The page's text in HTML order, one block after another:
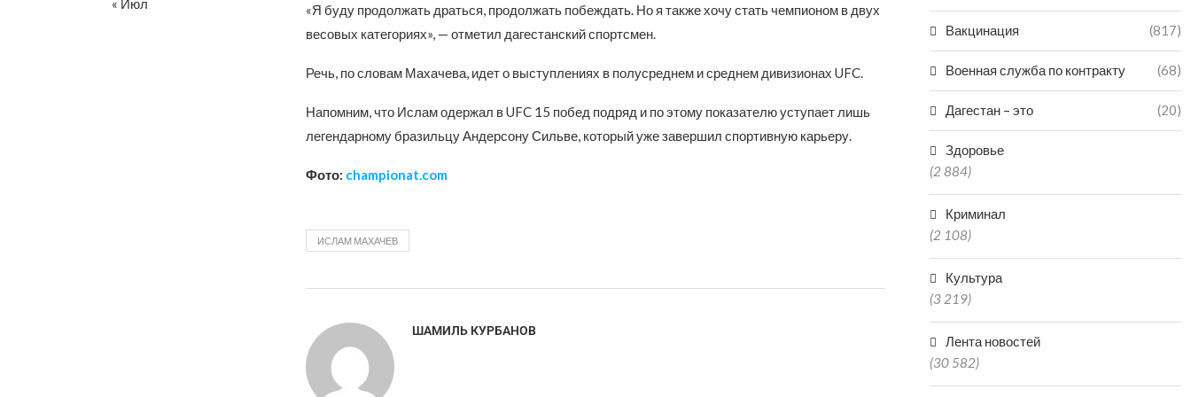
«Я буду продолжать драться, продолжать побеждать. Но я также хочу стать чемпионом в двух
весовых категориях», — отметил дагестанский спортсмен.
Речь, по словам Махачева, идет о выступлениях в полусреднем и среднем дивизионах UFC.
Напомним, что Ислам одержал в UFC 15 побед подряд и по этому показателю уступает лишь
легендарному бразильцу Андерсону Сильве, который уже завершил спортивную карьеру.
Фото: championat.com
ИСЛАМ МАХАЧЕВ
ШАМИЛЬ КУРБАНОВ
Вакцинация (817)
Военная служба по контракту (68)
Дагестан – это (20)
Здоровье
(2 884)
Криминал
(2 108)
Культура
(3 219)
Лента новостей
(30 582)
« Июл